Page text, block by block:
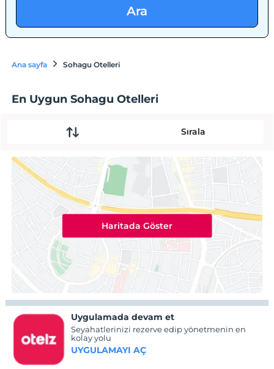
Ara
Ana sayfa Sohagu Otelleri
En Uygun Sohagu Otelleri
Sırala
Haritada Göster
Uygulamada devam et
Seyahatlerinizi rezerve edip yönetmenin en
kolay yolu
UYGULAMAYI AÇ